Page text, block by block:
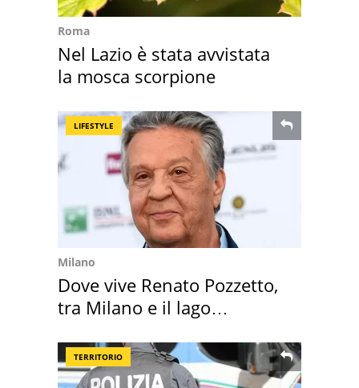
Roma
Nel Lazio è stata avvistata
la mosca scorpione
LIFESTYLE
Milano
Dove vive Renato Pozzetto,
tra Milano e il lago
TERRITORIO